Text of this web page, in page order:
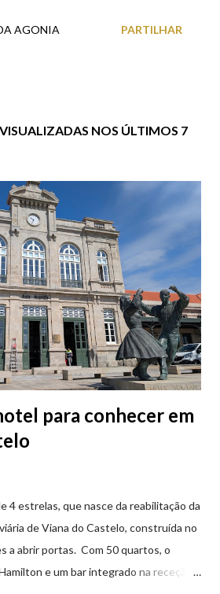
AGONIA PARTILHAR
NOS ÚLTIMOS 7
para conhecer em
4 estrelas, que nasce da reabilitação da
de Viana do Castelo, construída no
a abrir portas. Com 50 quartos, o
e um bar integrado na receção,